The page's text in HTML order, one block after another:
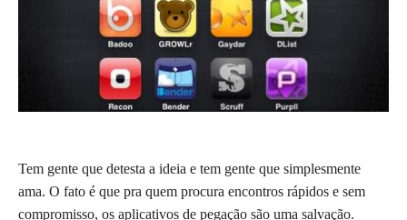
Tem gente que detesta a ideia e tem gente que simplesmente
ama. O fato é que pra quem procura encontros rápidos e sem
compromisso, os aplicativos de pegação são uma salvação.